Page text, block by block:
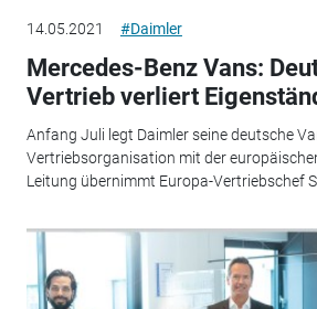
14.05.2021 #Daimler
Mercedes-Benz Vans:
Vertrieb verliert
Anfang Juli legt Daimler seine deutsche
Vertriebsorganisation mit der
Leitung übernimmt Europa-Vertriebschef